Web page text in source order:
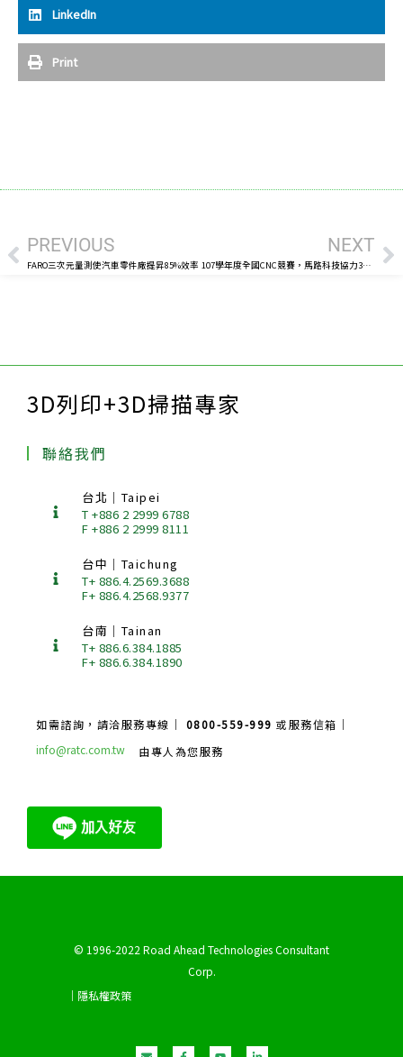
LinkedIn
Print
上一頁
PREVIOUS
FARO三次元量測使汽車零件廠提昇85%效率
NEXT
107學年度全國CNC競賽，馬路科技協力3D量測技術提升評審品質
3D列印+3D掃描專家
聯絡我們
台北｜Taipei
T +886 2 2999 6788
F +886 2 2999 8111
台中｜Taichung
T+ 886.4.2569.3688
F+ 886.4.2568.9377
台南｜Tainan
T+ 886.6.384.1885
F+ 886.6.384.1890
如需諮詢，請洽服務專線｜ 0800-559-999 或服務信箱｜
info@ratc.com.tw
由專人為您服務
© 1996-2022 Road Ahead Technologies Consultant
Corp.
｜隱私權政策
n
v
a
c
o
u
i
n